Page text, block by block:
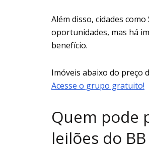
Além disso, cidades como
oportunidades, mas há
benefício.
Imóveis abaixo do preço
Acesse o grupo gratuito!
Quem pode
leilões do BB